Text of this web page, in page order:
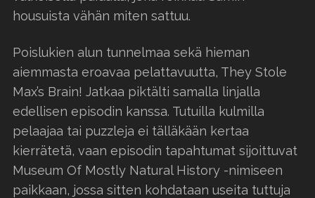
housuista vähän miten sattuu.
Poislukien alun tunnelmaa sekä hieman
aiemmasta eroavaa pelattavuutta, They Stole
Max’s Brain! Jatkaa piktälti samalla linjalla
edellisen episodin kanssa. Tutuilla kulmilla
pelaajaa tai puzzleja ei tälläkään kertaa
kierrätetä, vaan episodin tapahtumat sijoittuvat
Museum Of Mostly Natural History -nimiseen
paikkaan, jossa sitten kohdataan useita tuttuja